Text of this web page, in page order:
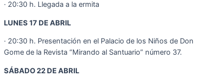
· 20:30 h. Llegada a la ermita
LUNES 17 DE ABRIL
· 20:30 h. Presentación en el Palacio de los Niños de Don
Gome de la Revista “Mirando al Santuario” número 37.
SÁBADO 22 DE ABRIL